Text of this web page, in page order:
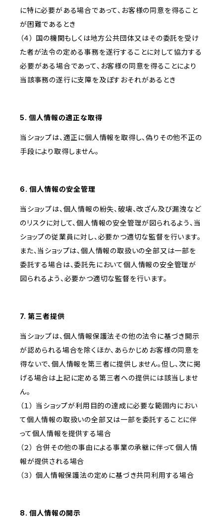
に特に必要がある場合であって、お客様の同意を得ること
が困難であるとき
（４） 国の機関もしくは地方公共団体又はその委託を受け
た者が法令の定める事務を遂行することに対して協力する
必要がある場合であって、お客様の同意を得ることにより
当該事務の遂行に支障を及ぼすおそれがあるとき
5. 個人情報の適正な取得
当ショップは、適正に個人情報を取得し、偽りその他不正の
手段により取得しません。
6. 個人情報の安全管理
当ショップは、個人情報の紛失、破壊、改ざん及び漏洩など
のリスクに対して、個人情報の安全管理が図られるよう、当
ショップの従業員に対し、必要かつ適切な監督を行います。
また、当ショップは、個人情報の取扱いの全部又は一部を
委託する場合は、委託先において個人情報の安全管理が
図られるよう、必要かつ適切な監督を行います。
7. 第三者提供
当ショップは、個人情報保護法その他の法令に基づき開示
が認められる場合を除くほか、あらかじめお客様の同意を
得ないで、個人情報を第三者に提供しません。但し、次に掲
げる場合は上記に定める第三者への提供には該当しませ
ん。
（１） 当ショップが利用目的の達成に必要な範囲内におい
て個人情報の取扱いの全部又は一部を委託することに伴
って個人情報を提供する場合
（２） 合併その他の事由による事業の承継に伴って個人情
報が提供される場合
（３） 個人情報保護法の定めに基づき共同利用する場合
8. 個人情報の開示